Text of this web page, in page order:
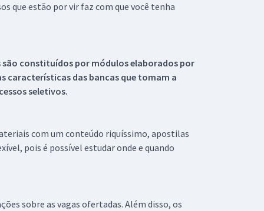
que estão por vir faz com que você tenha
são constituídos por módulos elaborados por
características das bancas que tomam a
seletivos.
com um conteúdo riquíssimo, apostilas
pois é possível estudar onde e quando
sobre as vagas ofertadas. Além disso, os